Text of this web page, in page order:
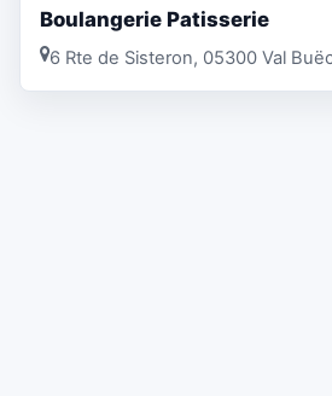
Boulangerie Patisserie
6 Rte de Sisteron, 05300 Val